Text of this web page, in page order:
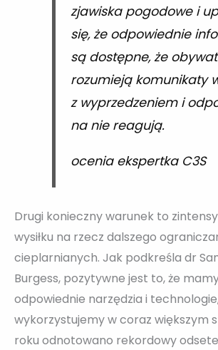
zjawiska pogodowe i
się, że odpowiednie
są dostępne, że
rozumieją komunikaty
z wyprzedzeniem i
na nie reagują.
ocenia ekspertka C3S
Drugi konieczny warunek to
wysiłku na rzecz dalszego
cieplarnianych. Jak podkreśla dr
Burgess, pozytywne jest to, że
odpowiednie narzędzia i
wykorzystujemy w coraz większym
roku odnotowano rekordowy